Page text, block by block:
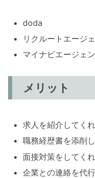
doda
リクルートエージ
マイナビエージェ
メリット
求人を紹介してく
職務経歴書を添削
面接対策をしてく
企業との連絡を代